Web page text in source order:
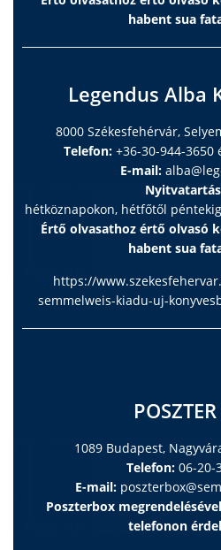
habent sua
Legendus Alba
8000 Székesfehérvár,
Telefon: +36-30-944-3650
E-mail:
hétköznapokon, hétfőtől
Értő olvasathoz értő olvasó
habent sua
https://
semmelweis-kiadu-uj-
1089 Budapest,
Telefon: 06-20-
E-mail:
Poszterbox
telefonon